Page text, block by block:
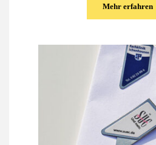
Mehr erfahren